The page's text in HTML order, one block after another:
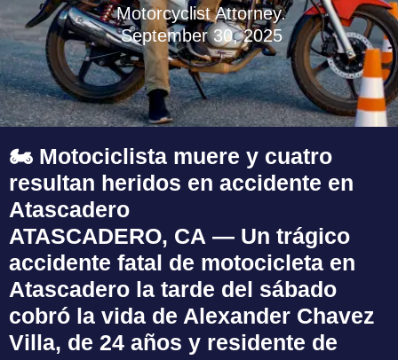
Motorcyclist Attorney.
September 30, 2025
🏍️ Motociclista muere y cuatro
resultan heridos en accidente en
Atascadero
ATASCADERO, CA — Un trágico
accidente fatal de motocicleta en
Atascadero la tarde del sábado
cobró la vida de Alexander Chavez
Villa, de 24 años y residente de